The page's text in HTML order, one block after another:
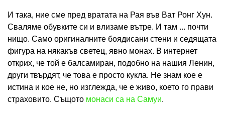
И така, ние сме пред вратата на Рая във Ват Ронг Хун.
Сваляме обувките си и влизаме вътре. И там ... почти
нищо. Само оригиналните боядисани стени и седящата
фигура на някакъв светец, явно монах. В интернет
открих, че той е балсамиран, подобно на нашия Ленин,
други твърдят, че това е просто кукла. Не знам кое е
истина и кое не, но изглежда, че е живо, което го прави
страховито. Същото монаси са на Самуи.